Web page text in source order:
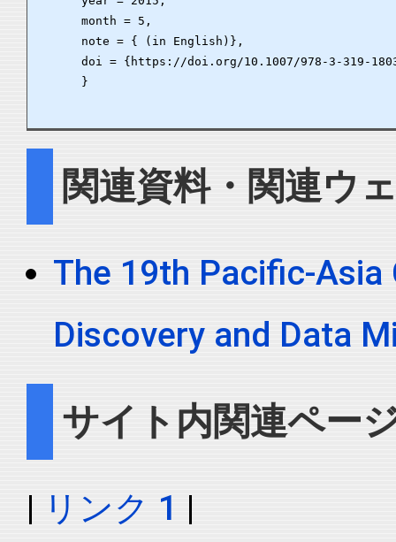
      month = 5,
      note = { (in English)},
doi = {https://doi.org/10.1007/978-3-319-
      }
関連資料・関連ウ
The 19th Pacific-
Discovery and Data
サイト内関連ペー
| リンク 1 |